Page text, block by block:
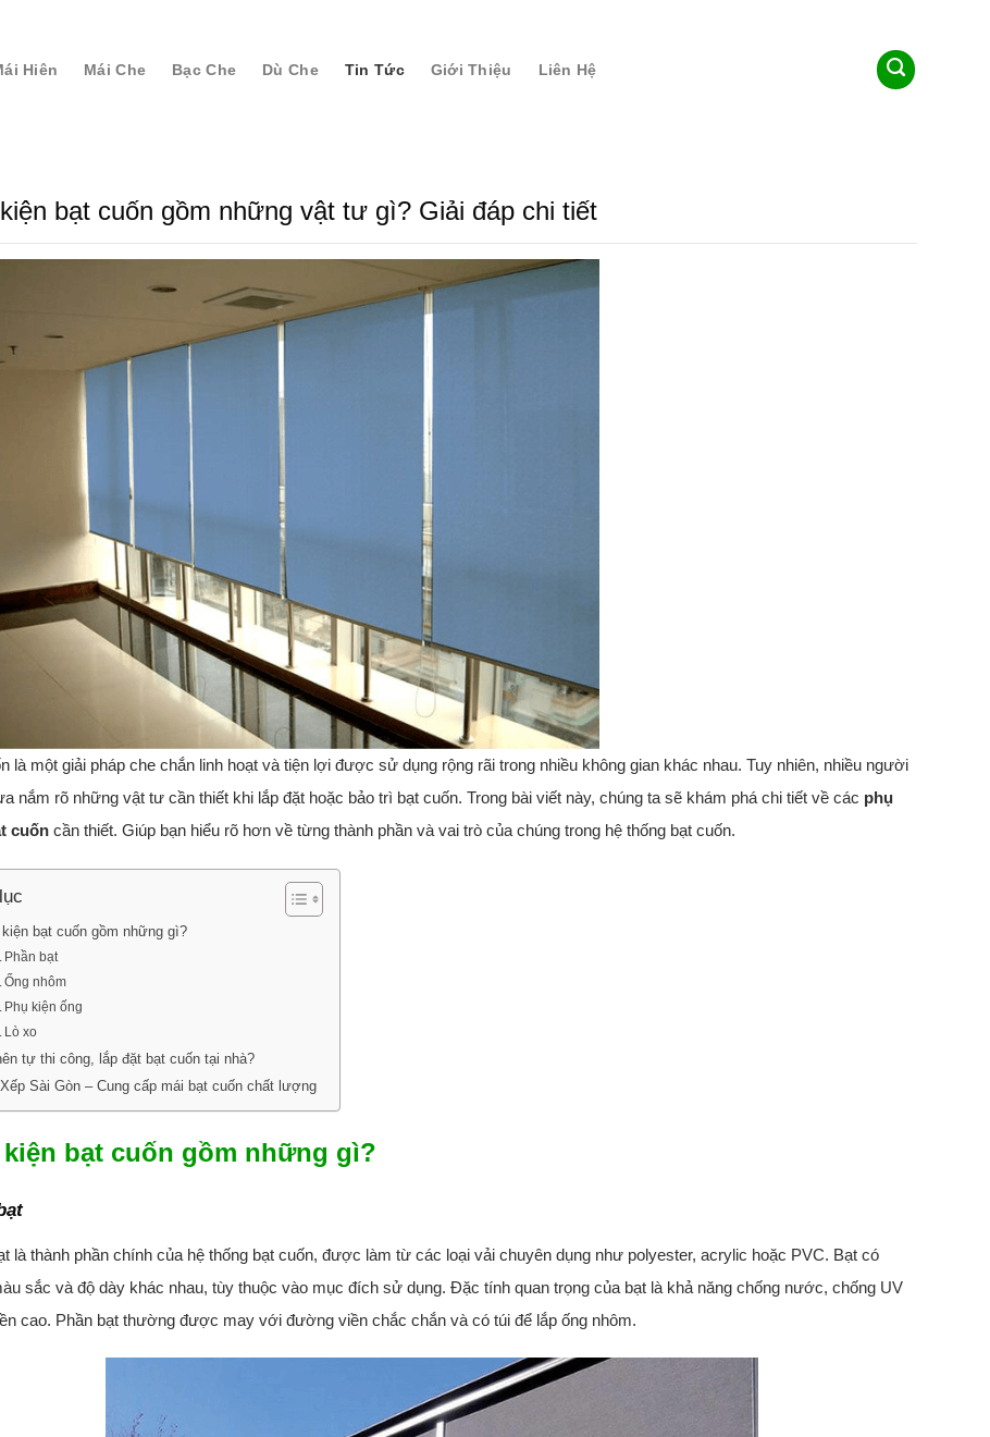
Hiên Mái Che Bạc Che Dù Che Tin Tức Giới Thiệu Liên Hệ
bạt cuốn gồm những vật tư gì? Giải đáp chi tiết
là một giải pháp che chắn linh hoạt và tiện lợi được sử dụng rộng rãi trong nhiều không gian khác nhau. Tuy nhiên, nhiều người
nắm rõ những vật tư cần thiết khi lắp đặt hoặc bảo trì bạt cuốn. Trong bài viết này, chúng ta sẽ khám phá chi tiết về các phụ
cuốncần thiết. Giúp bạn hiểu rõ hơn về từng thành phần và vai trò của chúng trong hệ thống bạt cuốn.
kiện bạt cuốn gồm những gì?
Phần bạt
Ống nhôm
Phụ kiện ống
Lò xo
tự thi công, lắp đặt bạt cuốn tại nhà?
Sài Gòn – Cung cấp mái bạt cuốn chất lượng
kiện bạt cuốn gồm những gì?
là thành phần chính của hệ thống bạt cuốn, được làm từ các loại vải chuyên dụng như polyester, acrylic hoặc PVC. Bạt có
sắc và độ dày khác nhau, tùy thuộc vào mục đích sử dụng. Đặc tính quan trọng của bạt là khả năng chống nước, chống UV
cao. Phần bạt thường được may với đường viền chắc chắn và có túi để lắp ống nhôm.